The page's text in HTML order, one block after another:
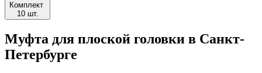
Комплект
10 шт.
Муфта для плоской головки в Санкт-
Петербурге